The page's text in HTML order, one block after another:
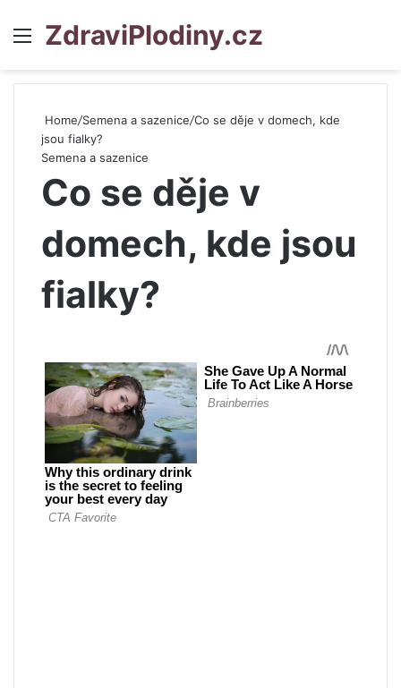
Menu
ZdraviPlodiny.cz
Home/Semena a sazenice/Co se děje v domech, kde
jsou fialky?
Semena a sazenice
Co se děje v
domech, kde jsou
fialky?